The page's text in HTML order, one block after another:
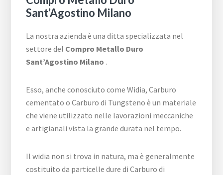
Sant’Agostino Milano
La nostra azienda è una ditta specializzata nel
settore del Compro Metallo Duro
Sant’Agostino Milano .
Esso, anche conosciuto come Widia, Carburo
cementato o Carburo di Tungsteno è un materiale
che viene utilizzato nelle lavorazioni meccaniche
e artigianali vista la grande durata nel tempo.
Il widia non si trova in natura, ma è generalmente
costituito da particelle dure di Carburo di